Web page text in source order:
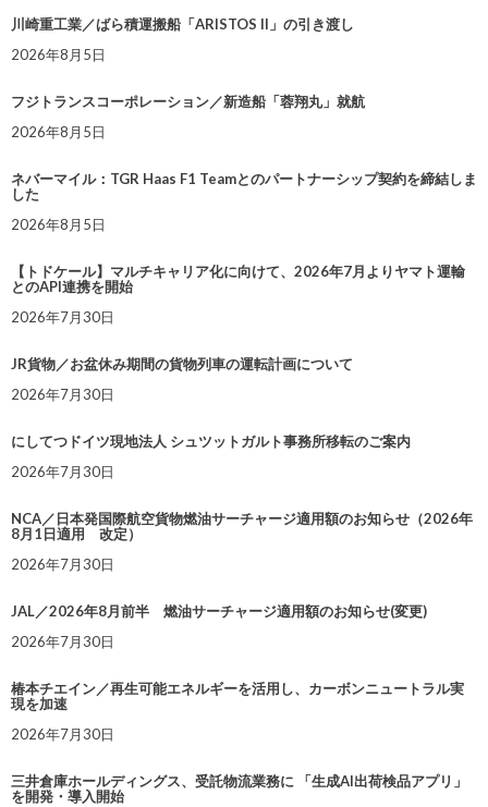
川崎重工業／ばら積運搬船「ARISTOS II」の引き渡し
2026年8月5日
フジトランスコーポレーション／新造船「蓉翔丸」就航
2026年8月5日
ネバーマイル：TGR Haas F1 Teamとのパートナーシップ契約を締結しま
した
2026年8月5日
【トドケール】マルチキャリア化に向けて、2026年7月よりヤマト運輸
とのAPI連携を開始
2026年7月30日
JR貨物／お盆休み期間の貨物列車の運転計画について
2026年7月30日
にしてつドイツ現地法人 シュツットガルト事務所移転のご案内
2026年7月30日
NCA／日本発国際航空貨物燃油サーチャージ適用額のお知らせ（2026年
8月1日適用 改定）
2026年7月30日
JAL／2026年8月前半 燃油サーチャージ適用額のお知らせ(変更)
2026年7月30日
椿本チエイン／再生可能エネルギーを活用し、カーボンニュートラル実
現を加速
2026年7月30日
三井倉庫ホールディングス、受託物流業務に 「生成AI出荷検品アプリ」
を開発・導入開始